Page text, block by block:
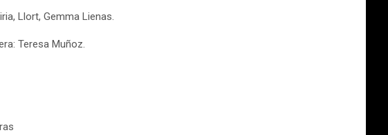
Llort, Gemma Lienas.
Teresa Muñoz.